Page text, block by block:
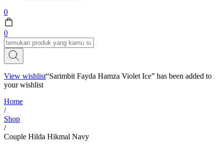
0
0
View wishlist“Sarimbit Fayda Hamza Violet Ice” has been added to
your wishlist
Home
/
Shop
/
Couple Hilda Hikmal Navy